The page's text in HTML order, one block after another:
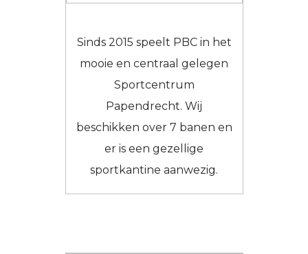
Sinds 2015 speelt PBC in het
mooie en centraal gelegen
Sportcentrum
Papendrecht. Wij
beschikken over 7 banen en
er is een gezellige
sportkantine aanwezig.